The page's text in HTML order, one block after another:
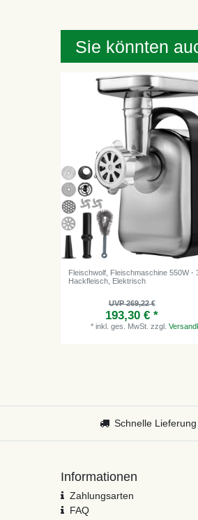
Sie könnten
Fleischwolf, Fleischmaschine 550W -
Hackfleisch, Elektrisch
UVP 269,22 €
193,30 € *
* inkl. ges. MwSt. zzgl.
Schnelle
Informationen
Zahlungsarten
FAQ